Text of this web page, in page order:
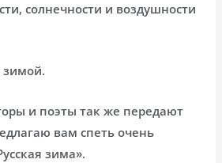
солнечности и воздушности
зимой.
и поэты так же передают
вам спеть очень
зима».